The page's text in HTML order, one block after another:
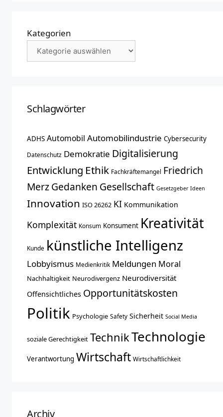
Kategorien
Schlagwörter
ADHS Automobil Automobilindustrie Cybersecurity
Datenschutz Demokratie Digitalisierung
Entwicklung Ethik Fachkräftemangel Friedrich
MerzGedanken Gesellschaft Gesetzgeber Ideen
Innovation ISO 26262 KI Kommunikation
Komplexität Konsum Konsument Kreativität
Kunde künstliche Intelligenz
Lobbyismus Medienkritik Meldungen Moral
Nachhaltigkeit Neurodivergenz Neurodiversität
Offensichtliches Opportunitätskosten
Politik Psychologie Safety Sicherheit Social Media
soziale Gerechtigkeit TechnikTechnologie
Verantwortung Wirtschaft Wirtschaftlichkeit
Archiv